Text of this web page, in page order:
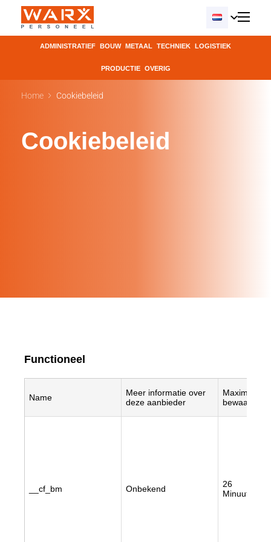
ADMINISTRATIEF BOUW METAAL TECHNIEK LOGISTIEK
PRODUCTIE OVERIG
Home Cookiebeleid
Cookiebeleid
Functioneel
Name
Meer informatie over
deze aanbieder
Maximale
__cf_bm Onbekend
26
Minuut/